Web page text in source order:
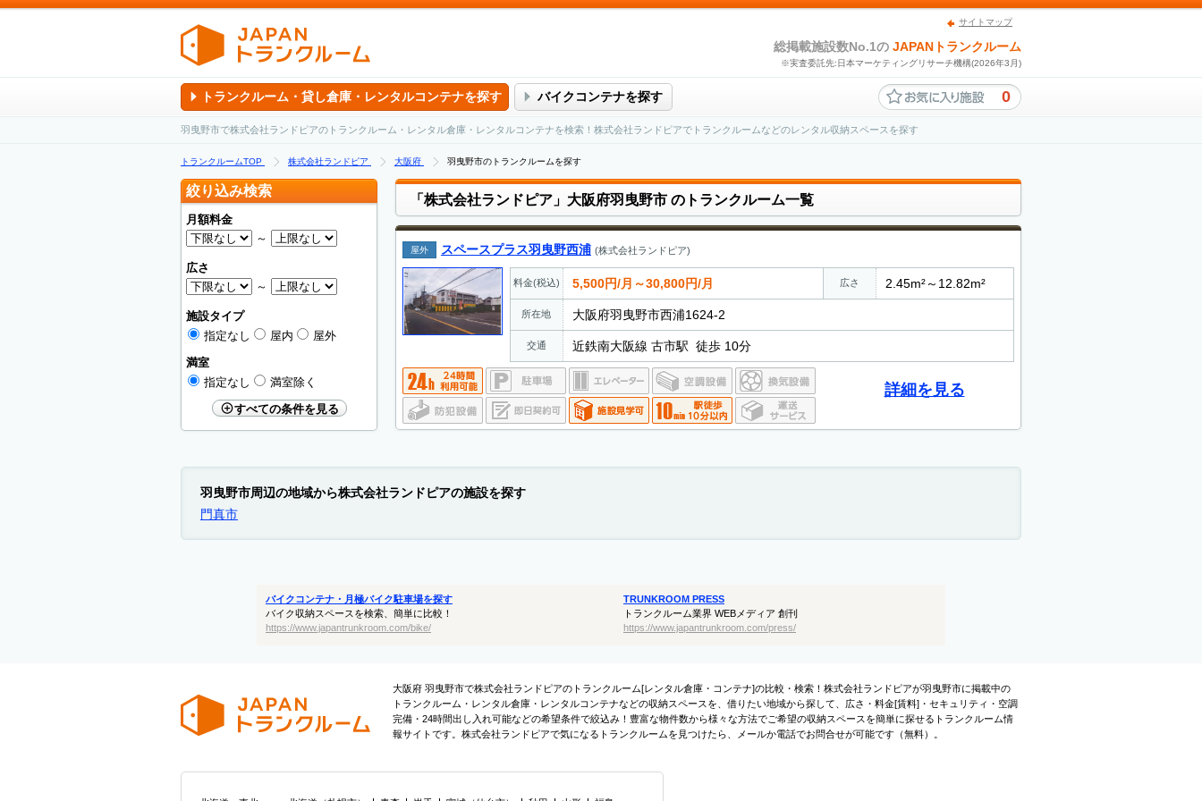
サイトマップ
総掲載施設数No.1の JAPANトランクルーム
※実査委託先:日本マーケティングリサーチ機構(2026年3月)
トランクルーム・貸し倉庫・レンタルコンテナを探す バイクコンテナを探す 0
羽曳野市で株式会社ランドピアのトランクルーム・レンタル倉庫・レンタルコンテナを検索！株式会社ランドピアでトランクルームなどのレンタル収納スペースを探す
トランクルームTOP 株式会社ランドピア 大阪府 羽曳野市のトランクルームを探す
「株式会社ランドピア」大阪府羽曳野市 のトランクルーム一覧
屋外 スペースプラス羽曳野西浦 (株式会社ランドピア)
料金(税込) 5,500円/月～30,800円/月 広さ 2.45m²～12.82m²
所在地 大阪府羽曳野市西浦1624-2
交通 近鉄南大阪線 古市駅 徒歩 10分
詳細を見る
絞り込み検索
月額料金
～
広さ
～
施設タイプ
指定なし
屋内
屋外
満室
指定なし
満室除く
すべての条件を見る
羽曳野市周辺の地域から株式会社ランドピアの施設を探す
門真市
バイクコンテナ・月極バイク駐車場を探す
バイク収納スペースを検索、簡単に比較！
https://www.japantrunkroom.com/bike/
TRUNKROOM PRESS
トランクルーム業界 WEBメディア 創刊
https://www.japantrunkroom.com/press/
大阪府 羽曳野市で株式会社ランドピアのトランクルーム[レンタル倉庫・コンテナ]の比較・検索！株式会社ランドピアが羽曳野市に掲載中の
トランクルーム・レンタル倉庫・レンタルコンテナなどの収納スペースを、借りたい地域から探して、広さ・料金[賃料]・セキュリティ・空調
完備・24時間出し入れ可能などの希望条件で絞込み！豊富な物件数から様々な方法でご希望の収納スペースを簡単に探せるトランクルーム情
報サイトです。株式会社ランドピアで気になるトランクルームを見つけたら、メールか電話でお問合せが可能です（無料）。